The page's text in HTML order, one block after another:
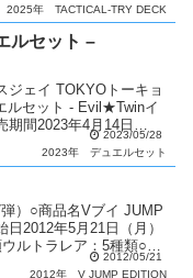
2025年
TACTICAL-TRY DECK
ルセット –
ジェイ TOKYOトーキョ
ルセット - Evil★Twinイ
期間2023年4月14日
2023/05/28
2023年
デュエルセット
）○商品名Vブイ JUMP
2012年5月21日（月）
ルトラレア：5種類○商
2012/05/21
2012年
V JUMP EDITION